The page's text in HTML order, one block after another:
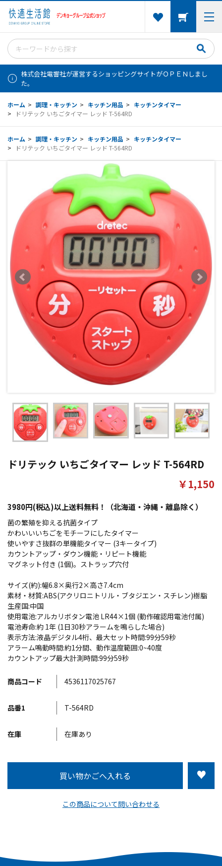
株式会社電響社が運営するショッピングサイトがＯＰＥＮしまし
た。
ホーム > 調理・キッチン > キッチン用品 > キッチンタイマー
>
ドリテック いちごタイマー レッド T-564RD
ホーム > 調理・キッチン > キッチン用品 > キッチンタイマー
>
ドリテック いちごタイマー レッド T-564RD
ドリテック いちごタイマー レッド T-564RD
3980円(税込)以上送料無料！（北海道・沖縄・離島除く）
￥1,150
商品コード 4536117025767
品番1 T-564RD
在庫 在庫あり
この商品について問い合わせる
菌の繁殖を抑える抗菌タイプ
かわいいいちごをモチーフにしたタイマー
使いやすさ抜群の単機能タイマー (3キータイプ)
カウントアップ・ダウン機能・リピート機能
マグネット付き (1個)。ストラップ穴付
サイズ(約):幅6.8×奥行2×高さ7.4cm
素材・材質:ABS(アクリロニトリル・ブタジエン・スチレン)樹脂
生産国:中国
使用電池:アルカリボタン電池 LR44×1個 (動作確認用電池付属)
電池寿命:約 1年 (1日30秒アラームを鳴らした場合)
表示方法:液晶デジタル4桁、最大セット時間:99分59秒
アラーム鳴動時間:約1分間、動作温度範囲:0~40度
カウントアップ最大計測時間:99分59秒